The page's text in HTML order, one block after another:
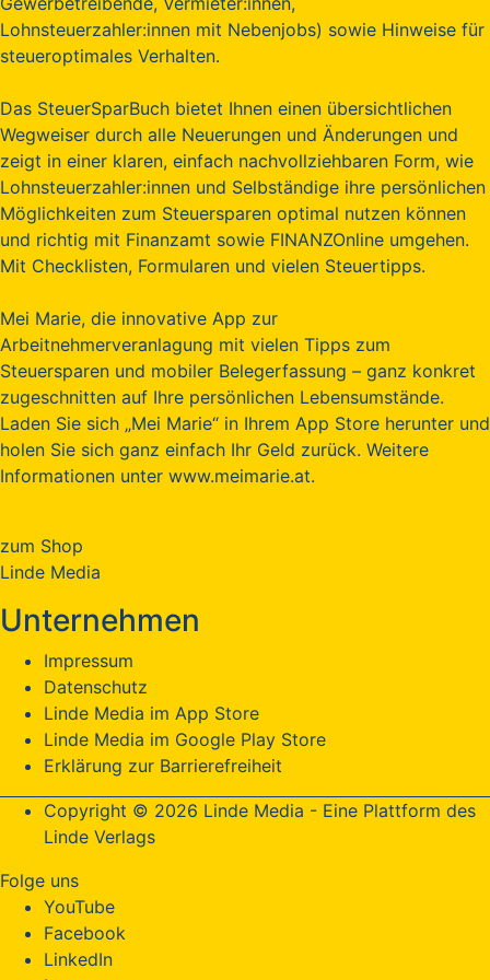
Lohnsteuerzahler:innen mit Nebenjobs) sowie Hinweise für
steueroptimales Verhalten.
Das SteuerSparBuch bietet Ihnen einen übersichtlichen
Wegweiser durch alle Neuerungen und Änderungen und
zeigt in einer klaren, einfach nachvollziehbaren Form, wie
Lohnsteuerzahler:innen und Selbständige ihre persönlichen
Möglichkeiten zum Steuersparen optimal nutzen können
und richtig mit Finanzamt sowie FINANZOnline umgehen.
Mit Checklisten, Formularen und vielen Steuertipps.
Mei Marie, die innovative App zur
Arbeitnehmerveranlagung mit vielen Tipps zum
Steuersparen und mobiler Belegerfassung – ganz konkret
zugeschnitten auf Ihre persönlichen Lebensumstände.
Laden Sie sich „Mei Marie“ in Ihrem App Store herunter und
holen Sie sich ganz einfach Ihr Geld zurück. Weitere
Informationen unter www.meimarie.at.
zum Shop
Linde Media
Unternehmen
Impressum
Datenschutz
Linde Media im App Store
Linde Media im Google Play Store
Erklärung zur Barrierefreiheit
Copyright © 2026 Linde Media - Eine Plattform des
Linde Verlags
Folge uns
YouTube
Facebook
LinkedIn